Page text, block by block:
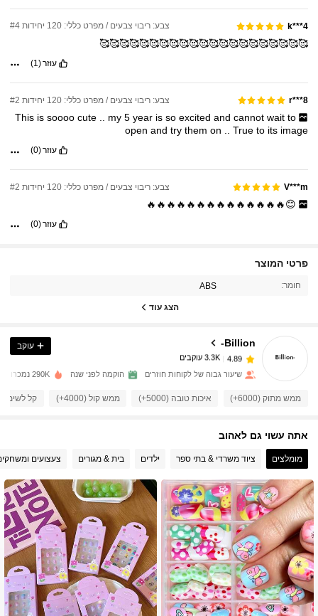
k***4 צבע: ריבוי צבעים / מפרט כללי: 120 יחידות #4
🥰🥰🥰🥰🥰🥰🥰🥰🥰🥰🥰🥰🥰🥰🥰🥰🥰🥰🥰🥰🥰
עוזר(1)
r***8 צבע: ריבוי צבעים / מפרט כללי: 120 יחידות #2
This issoooocute my5year issoexcitedandcannotwaitto
open and try them on True to its image
עוזר(0)
V***m צבע: ריבוי צבעים / מפרט כללי: 120 יחידות #2
😊🔥🔥🔥🔥🔥🔥🔥🔥🔥🔥🔥🔥🔥🔥
עוזר(0)
פרטי המוצר
חומר: ABS
הצג עוד
Billion-
3.3K עוקבים
h***h
שילם לפני יום אחד
4.89
4.89 3.3K עוקבים
4.89 3.3K עוקבים
4.89 3.3K עוקבים
4.89 3.3K עוקבים
3.3K עוקבים
עוקב
שיעור גבוה של לקוחות חוזרים הוקמה לפני שנה 290K נמכרו לאחרונה
ממש מתוק (6000+) איכות טובה (5000+) ממש קול (4000+) קל לשימוש
אתה עשוי גם לאהוב
מומלצים ציוד משרדי & בתי ספר ילדים בית & מגורים צעצועים